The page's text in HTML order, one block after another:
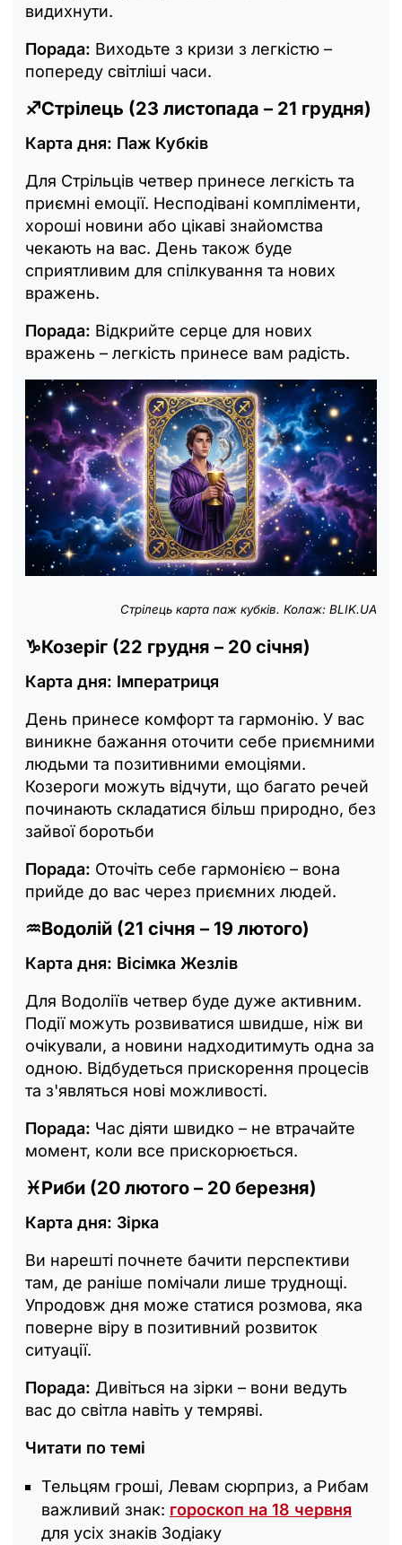
видихнути.
Порада: Виходьте з кризи з легкістю –
попереду світліші часи.
♐Стрілець (23 листопада – 21 грудня)
Карта дня: Паж Кубків
Для Стрільців четвер принесе легкість та
приємні емоції. Несподівані компліменти,
хороші новини або цікаві знайомства
чекають на вас. День також буде
сприятливим для спілкування та нових
вражень.
Порада: Відкрийте серце для нових
вражень – легкість принесе вам радість.
Стрілець карта паж кубків. Колаж: BLIK.UA
♑Козеріг (22 грудня – 20 січня)
Карта дня: Імператриця
День принесе комфорт та гармонію. У вас
виникне бажання оточити себе приємними
людьми та позитивними емоціями.
Козероги можуть відчути, що багато речей
починають складатися більш природно, без
зайвої боротьби
Порада: Оточіть себе гармонією – вона
прийде до вас через приємних людей.
♒Водолій (21 січня – 19 лютого)
Карта дня: Вісімка Жезлів
Для Водоліїв четвер буде дуже активним.
Події можуть розвиватися швидше, ніж ви
очікували, а новини надходитимуть одна за
одною. Відбудеться прискорення процесів
та з'являться нові можливості.
Порада: Час діяти швидко – не втрачайте
момент, коли все прискорюється.
♓Риби (20 лютого – 20 березня)
Карта дня: Зірка
Ви нарешті почнете бачити перспективи
там, де раніше помічали лише труднощі.
Упродовж дня може статися розмова, яка
поверне віру в позитивний розвиток
ситуації.
Порада: Дивіться на зірки – вони ведуть
вас до світла навіть у темряві.
Читати по темі
Тельцям гроші, Левам сюрприз, а Рибам
важливий знак: гороскоп на 18 червня
для усіх знаків Зодіаку